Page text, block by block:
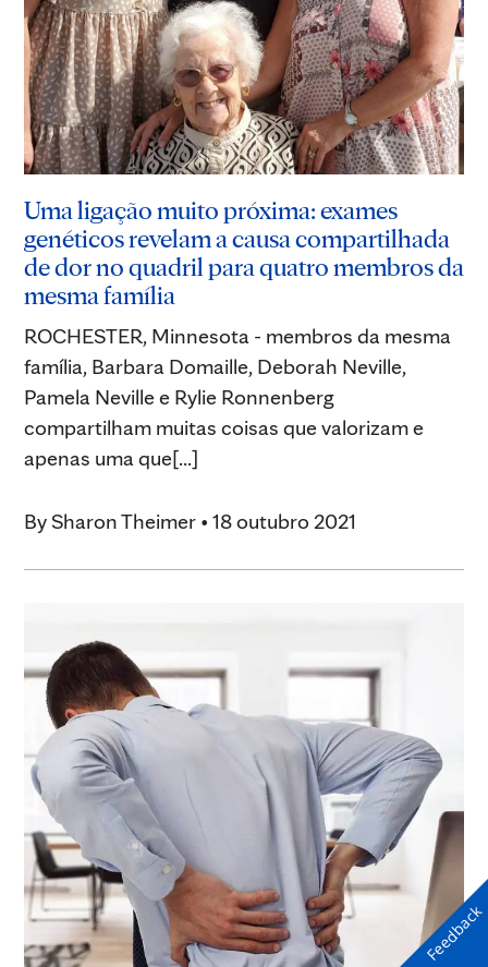
Uma ligação muito próxima: exames
genéticos revelam a causa compartilhada
de dor no quadril para quatro membros da
mesma família
ROCHESTER, Minnesota - membros da mesma
família, Barbara Domaille, Deborah Neville,
Pamela Neville e Rylie Ronnenberg
compartilham muitas coisas que valorizam e
apenas uma que[...]
By Sharon Theimer • 18 outubro 2021
Feedback